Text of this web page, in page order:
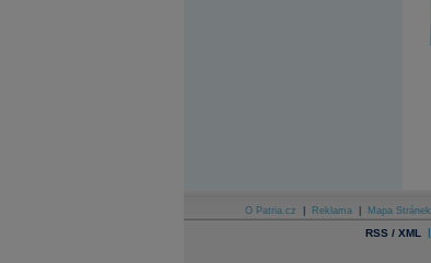
Archiv - Měsíční makroekonomické přehledy
O Patria.cz Reklama Mapa Stránek
RSS / XML |